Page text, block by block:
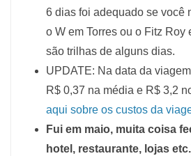
6 dias foi adequado se você
o W em Torres ou o Fitz Roy
são trilhas de alguns dias.
UPDATE: Na data da
R$ 0,37 na média e R$ 3,2
aqui sobre os custos da
Fui em maio, muita coisa
hotel, restaurante, lojas